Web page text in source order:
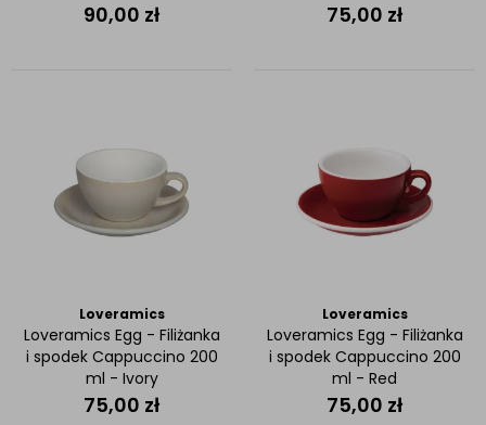
90,00 zł 75,00 zł
Loveramics
Loveramics Egg - Filiżanka
i spodek Cappuccino 200
ml - Ivory
75,00 zł
Loveramics
Loveramics Egg - Filiżanka
i spodek Cappuccino 200
ml - Red
75,00 zł